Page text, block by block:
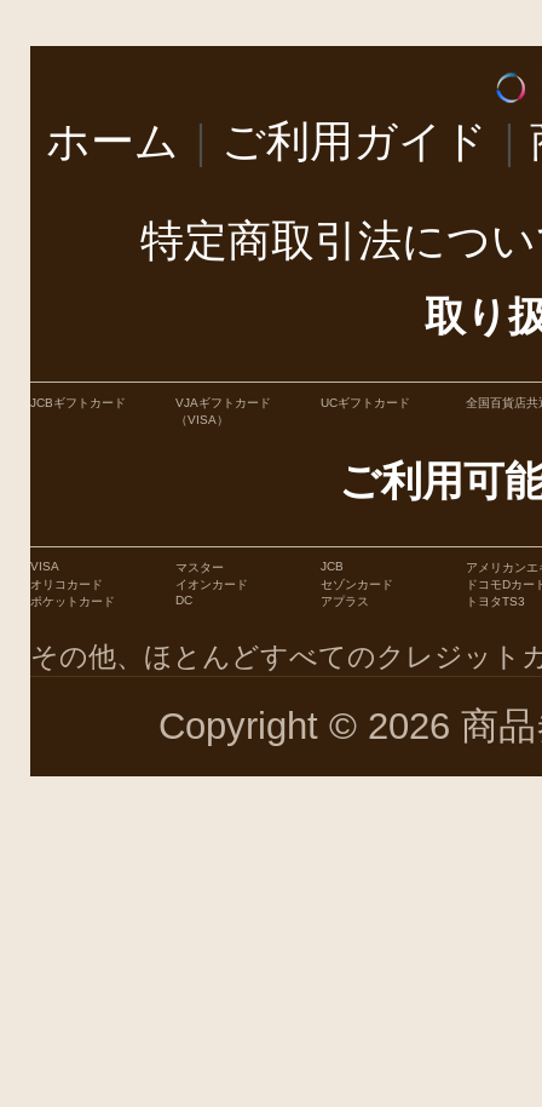
ホーム ご利用ガイド
特定商取引法につ
取り
JCBギフトカード
VJAギフトカード
（VISA）
UCギフトカード 全国百貨店共
ご利用可
VISA マスター JCB
アメリカンエ
オリコカード
イオンカード セゾンカード
ドコモDカー
ポケットカード
DC アプラス トヨタTS3
その他、ほとんどすべてのクレジット
Copyright © 2026 商